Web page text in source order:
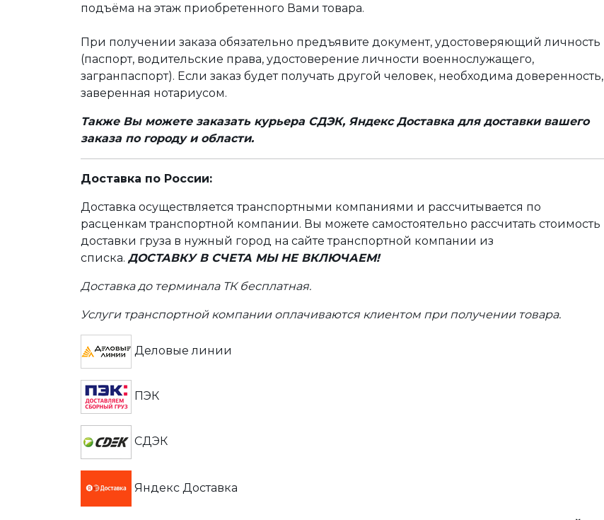
подъёма на этаж приобретенного Вами товара.
При получении заказа обязательно предъявите документ, удостоверяющий личность
(паспорт, водительские права, удостоверение личности военнослужащего,
загранпаспорт). Если заказ будет получать другой человек, необходима доверенность,
заверенная нотариусом.
Также Вы можете заказать курьера СДЭК, Яндекс Доставка для доставки вашего
заказа по городу и области.
Доставка по России:
Доставка осуществляется транспортными компаниями и рассчитывается по
расценкам транспортной компании. Вы можете самостоятельно рассчитать стоимость
доставки груза в нужный город на сайте транспортной компании из
списка. ДОСТАВКУ В СЧЕТА МЫ НЕ ВКЛЮЧАЕМ!
Доставка до терминала ТК бесплатная.
Услуги транспортной компании оплачиваются клиентом при получении товара.
Деловые линии
ПЭК
СДЭК
Яндекс Доставка